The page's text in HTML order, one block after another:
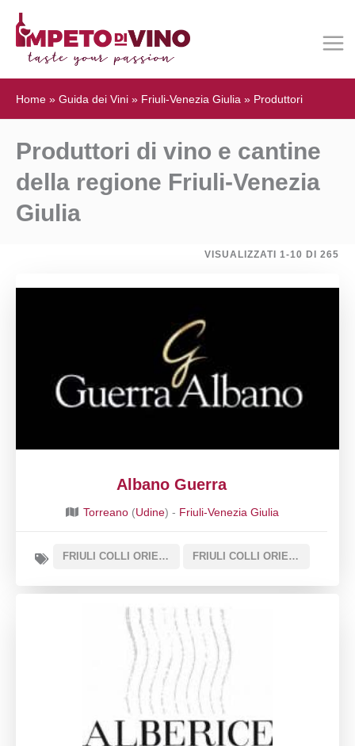
Home » Guida dei Vini » Friuli-Venezia Giulia » Produttori
Produttori di vino e cantine
della regione Friuli-Venezia
Giulia
VISUALIZZATI 1-10 DI 265
Albano Guerra
Torreano (Udine) - Friuli-Venezia Giulia
FRIULI COLLI ORIENTALI DOC SOTTOZONA REFOSCO DI FAEDIS FRIULI COLLI ORIENTALI DOC